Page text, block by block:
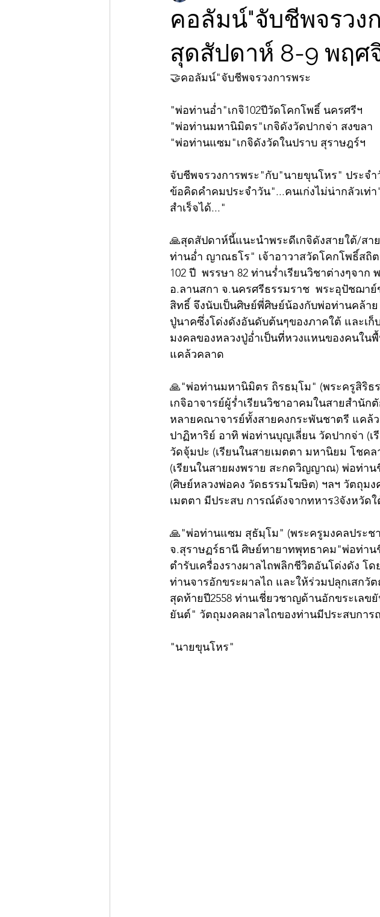
คอลัมน์"จับชีพจรวง
สุดสัปดาห์ 8-9 พฤศ
🤝คอลัมน์"จับชีพจรวงการพระ
"พ่อท่านอ่ำ"เกจิ102ปีวัดโคกโพธิ์ นครศรีฯ
"พ่อท่านมหานิมิตร"เกจิดังวัดปากจ่า สงขลา
"พ่อท่านแซม"เกจิดังวัดในปราบ สุราษฎร์ฯ
จับชีพจรวงการพระ"กับ"นายขุนโหร" ประจ
ข้อคิดคำคมประจำวัน"...คนเก่งไม่น่ากลัวเ
สำเร็จได้..."
🙏สุดสัปดาห์นี้แนะนำพระดีเกจิดังสายใต้/ส
ท่านอ่ำ ญาณธโร" เจ้าอาวาสวัดโคกโพธิ์สถิ
102 ปี  พรรษา 82 ท่านร่ำเรียนวิชาต่างๆจ
อ.ลานสกา จ.นครศรีธรรมราช  พระอุปัชฌา
สิทธิ์ จึงนับเป็นศิษย์พี่ศิษย์น้องกับพ่อท่านคล้า
ปู่นาคซึ่งโด่งดังอันดับต้นๆของภาคใต้ และเ
มงคลของหลวงปู่อ่ำเป็นที่หวงแหนของคนใน
แคล้วคลาด
🙏"พ่อท่านมหานิมิตร ถิรธมฺโม" (พระครูสิริธ
เกจิอาจารย์ผู้ร่ำเรียน​วิชาอาคมในสายสำนั
หลายคณาจารย์ทั้งสายคงกระพันชาตรี​ แคล้
ปาฏิหาริย์​ อาทิ​ พ่อท่านบุญเลี่ยน วัดปากจ่า (
วัดจุ้มปะ (เรียนในสายเมตตา มหานิยม โช
(เรียนในสายผงพราย สะกดวิญญาณ​) พ่อท่า
(ศิษย์​หลวงพ่อคง วัดธรรมโฆษิต​) ฯลฯ วัตถุ
เมตตา​ มีประสบ การณ์​ดังจากทหาร3จังหวัด
🙏"พ่อท่านแซม สุธัมฺโม" (พระครูมงคลประช
จ.สุราษฏร์ธานี ศิษย์ทายาทพุทธาคม"พ่อท่า
ตำรับเครื่องรางผาลไถพลิกชีวิตอันโด่งดัง
ท่านจารอักขระผาลไถ และให้ร่วมปลุกเสก
สุดท้ายปี2558 ท่านเชี่ยวชาญด้านอักขระเลข
ยันต์" วัตถุมงคลผาลไถของท่านมีประสบการ
"นายขุนโหร"